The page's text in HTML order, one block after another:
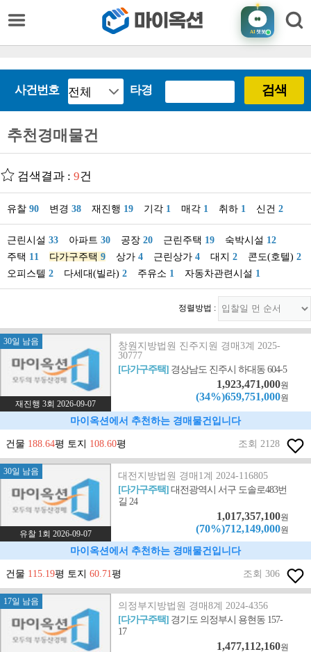
AI챗봇
사건번호 타경 검색
추천경매물건
검색결과 : 9건
유찰 90 변경 38 재진행 19 기각 1 매각 1 취하 1 신건 2
근린시설 33 아파트 30 공장 20 근린주택 19 숙박시설 12
주택 11 다가구주택 9 상가 4 근린상가 4 대지 2 콘도(호텔) 2
오피스텔 2 다세대(빌라) 2 주유소 1 자동차관련시설 1
정렬방법 :
30일 남음
재진행 3회 2026-09-07
창원지방법원 진주지원 경매3계 2025-
30777
[다가구주택] 경상남도 진주시 하대동 604-5
1,923,471,000원
(34%)659,751,000원
마이옥션에서 추천하는 경매물건입니다
건물 188.64평 토지 108.60평 조회 2128
30일 남음
유찰 1회 2026-09-07
대전지방법원 경매1계 2024-116805
[다가구주택]대전광역시 서구 도솔로483번
길 24
1,017,357,100원
(70%)712,149,000원
마이옥션에서 추천하는 경매물건입니다
건물 115.19평 토지 60.71평 조회 306
17일 남음
의정부지방법원 경매8계 2024-4356
[다가구주택] 경기도 의정부시 용현동 157-
17
1,477,112,160원